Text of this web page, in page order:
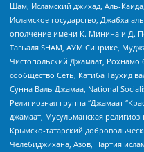
Шам, Исламский джихад, Аль-
Исламское государство, Джабха
ополчение имени К. Минина и Д.
Тагьаля SHAM, АУМ Синрике,
Чистопольский Джамаат, Рохнамо
сообщество Сеть, Катиба Таухид
Сунна Валь Джамаа, National
Религиозная группа “Джамаат
джамаат, Мусульманская
Крымско-татарский
Челебиджихана, Азов, Партия